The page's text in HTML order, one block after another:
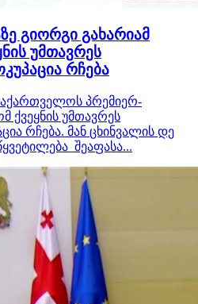
გიორგი გახარიამ
უმთავრეს
რჩება
პრემიერ-
ქვეყნის უმთავრეს
რჩება. მან ცხინვალის დე
შეაფასა...